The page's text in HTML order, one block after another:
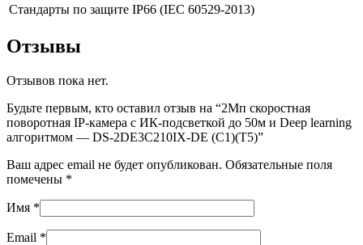
Стандарты по защите IP66 (IEC 60529-2013)
Отзывы
Отзывов пока нет.
Будьте первым, кто оставил отзыв на “2Мп скоростная
поворотная IP-камера c ИК-подсветкой до 50м и Deep learning
алгоритмом — DS-2DE3C210IX-DE (C1)(T5)”
Ваш адрес email не будет опубликован. Обязательные поля
помечены *
Имя *
Email *